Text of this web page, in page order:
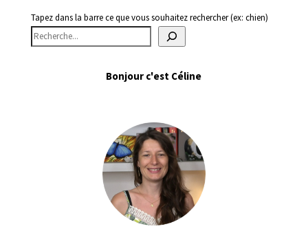
Tapez dans la barre ce que vous souhaitez rechercher (ex: chien)
Bonjour c'est Céline